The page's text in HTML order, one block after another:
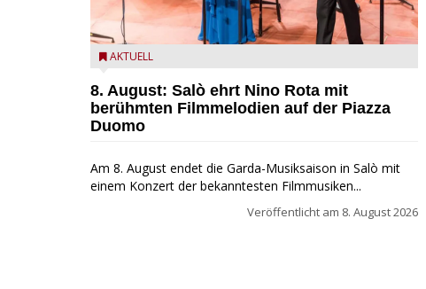
Estate Musicale del Garda: Salò ehrt Nino Rota
AKTUELL
8. August: Salò ehrt Nino Rota mit
berühmten Filmmelodien auf der Piazza
Duomo
Am 8. August endet die Garda-Musiksaison in Salò mit
einem Konzert der bekanntesten Filmmusiken...
Veröffentlicht am 8. August 2026